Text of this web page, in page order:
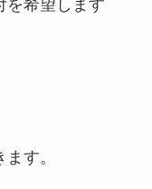
を希望します
す。